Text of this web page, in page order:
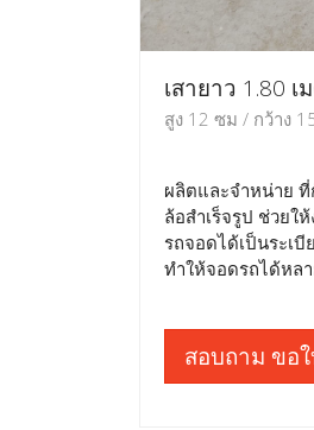
เสายาว 1.80
สูง 12 ซม / กว้าง
ผลิตและจำหน่าย
ล้อสำเร็จรูป ช่วยใ
รถจอดได้เป็นระเ
ทำให้จอดรถได้หล
สอบถาม ขอ